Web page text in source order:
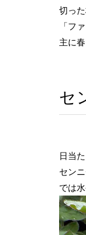
切っ
「フ
主に
セ
日当
セン
では